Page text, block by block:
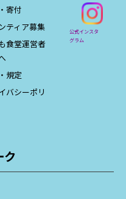
寄付
ティア募集
食堂運営者
規定
バシーポリ
公式インスタ
グラム
ク